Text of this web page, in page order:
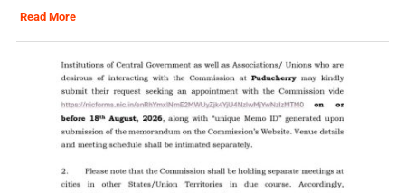
Read More